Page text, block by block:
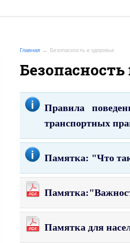
Главная Безопасность и здоровье
Безопасность
Правила
транспортных
Памятка: "Что
Памятка для